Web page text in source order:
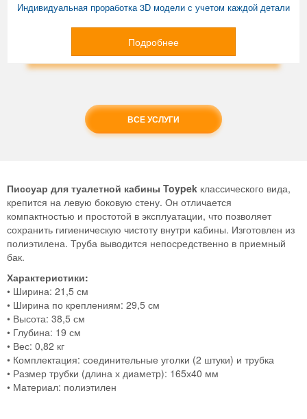
Индивидуальная проработка 3D модели с учетом каждой детали
Подробнее
ВСЕ УСЛУГИ
Писсуар для туалетной кабины Toypek классического вида,
крепится на левую боковую стену. Он отличается
компактностью и простотой в эксплуатации, что позволяет
сохранить гигиеническую чистоту внутри кабины. Изготовлен из
полиэтилена. Труба выводится непосредственно в приемный
бак.
Характеристики:
• Ширина: 21,5 см
• Ширина по креплениям: 29,5 см
• Высота: 38,5 см
• Глубина: 19 см
• Вес: 0,82 кг
• Комплектация: соединительные уголки (2 штуки) и трубка
• Размер трубки (длина х диаметр): 165х40 мм
• Материал: полиэтилен